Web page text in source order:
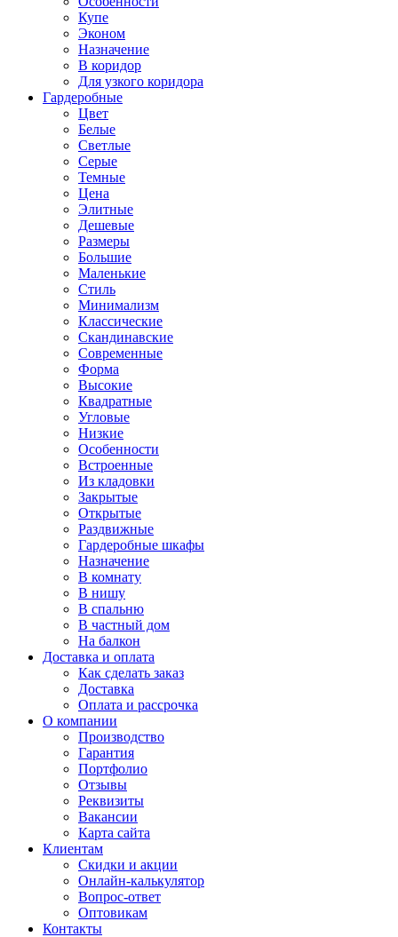
Купе
Эконом
Назначение
В коридор
Для узкого коридора
Гардеробные
Цвет
Белые
Светлые
Серые
Темные
Цена
Элитные
Дешевые
Размеры
Большие
Маленькие
Стиль
Минимализм
Классические
Скандинавские
Современные
Форма
Высокие
Квадратные
Угловые
Низкие
Особенности
Встроенные
Из кладовки
Закрытые
Открытые
Раздвижные
Гардеробные шкафы
Назначение
В комнату
В нишу
В спальню
В частный дом
На балкон
Доставка и оплата
Как сделать заказ
Доставка
Оплата и рассрочка
О компании
Производство
Гарантия
Портфолио
Отзывы
Реквизиты
Вакансии
Карта сайта
Клиентам
Скидки и акции
Онлайн-калькулятор
Вопрос-ответ
Оптовикам
Контакты